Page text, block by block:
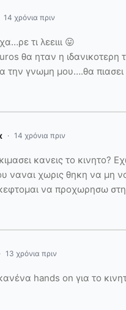
14 χρόνια πριν
τι λεειιι 😛
θα ηταν η ιδανικοτερη
την γνωμη μου….θα πιασει
14 χρόνια πριν
κανεις το κινητο?
ναναι χωρις θηκη να μη
να προχωρησω
13 χρόνια πριν
hands on για το